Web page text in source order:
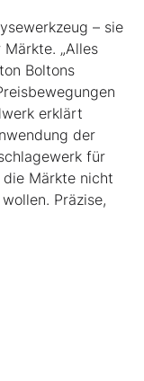
– sie
„Alles
Boltons
erklärt
der
für
die Märkte nicht
Präzise,